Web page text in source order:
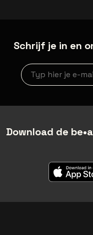
Schrijf je in en
Nieuwsbrief
Download de